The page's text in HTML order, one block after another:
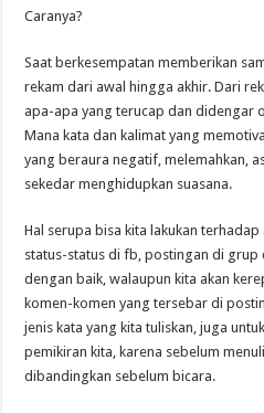
Caranya?
Saat berkesempatan memberikan
rekam dari awal hingga akhir. Dari
apa-apa yang terucap dan didengar
Mana kata dan kalimat yang
yang beraura negatif, melemahkan,
sekedar menghidupkan suasana.
Hal serupa bisa kita lakukan
status-status di fb, postingan di
dengan baik, walaupun kita akan
komen-komen yang tersebar di
jenis kata yang kita tuliskan, juga
pemikiran kita, karena sebelum
dibandingkan sebelum bicara.